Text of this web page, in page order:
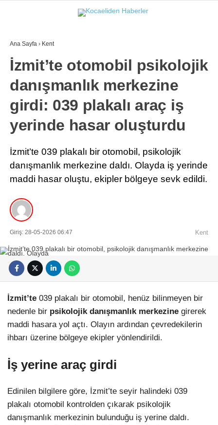
Facebook
Pinterest
GÜNDEM
EKONOMI
POLITIKA
MAGAZIN
SAĞLIK
Ana Sayfa › Kent
İzmit’te otomobil psikolojik
danışmanlık merkezine
girdi: 039 plakalı araç iş
yerinde hasar oluşturdu
İzmit’te 039 plakalı bir otomobil, psikolojik
danışmanlık merkezine daldı. Olayda iş yerinde
maddi hasar oluştu, ekipler bölgeye sevk edildi.
Giriş: 28-05-2026 06:47 Kent
İzmit’te 039 plakalı bir otomobil, henüz bilinmeyen bir
nedenle bir psikolojik danışmanlık merkezine girerek
maddi hasara yol açtı. Olayın ardından çevredekilerin
ihbarı üzerine bölgeye ekipler yönlendirildi.
İş yerine araç girdi
Edinilen bilgilere göre, İzmit’te seyir halindeki 039
plakalı otomobil kontrolden çıkarak psikolojik
danışmanlık merkezinin bulunduğu iş yerine daldı.